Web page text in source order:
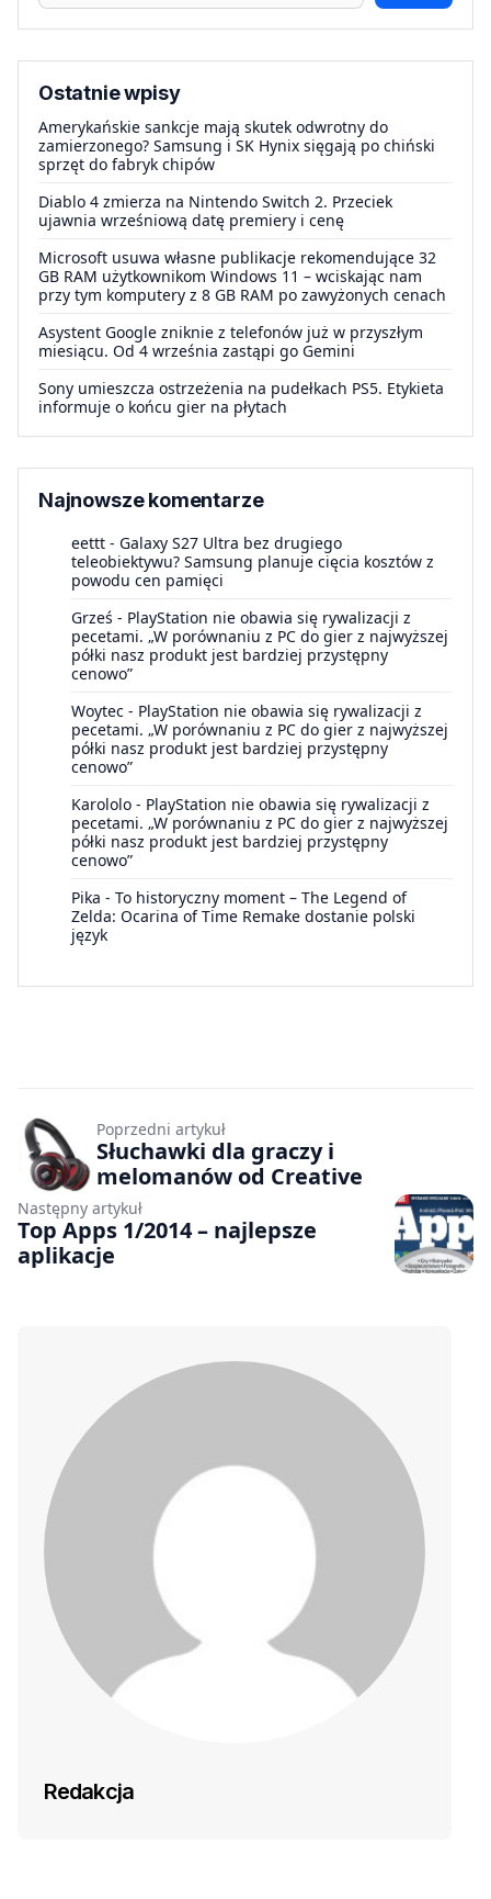
Ostatnie wpisy
Amerykańskie sankcje mają skutek odwrotny do
zamierzonego? Samsung i SK Hynix sięgają po chiński
sprzęt do fabryk chipów
Diablo 4 zmierza na Nintendo Switch 2. Przeciek
ujawnia wrześniową datę premiery i cenę
Microsoft usuwa własne publikacje rekomendujące 32
GB RAM użytkownikom Windows 11 – wciskając nam
przy tym komputery z 8 GB RAM po zawyżonych cenach
Asystent Google zniknie z telefonów już w przyszłym
miesiącu. Od 4 września zastąpi go Gemini
Sony umieszcza ostrzeżenia na pudełkach PS5. Etykieta
informuje o końcu gier na płytach
Najnowsze komentarze
eettt - Galaxy S27 Ultra bez drugiego
teleobiektywu? Samsung planuje cięcia kosztów z
powodu cen pamięci
Grześ - PlayStation nie obawia się rywalizacji z
pecetami. „W porównaniu z PC do gier z najwyższej
półki nasz produkt jest bardziej przystępny
cenowo”
Woytec - PlayStation nie obawia się rywalizacji z
pecetami. „W porównaniu z PC do gier z najwyższej
półki nasz produkt jest bardziej przystępny
cenowo”
Karololo - PlayStation nie obawia się rywalizacji z
pecetami. „W porównaniu z PC do gier z najwyższej
półki nasz produkt jest bardziej przystępny
cenowo”
Pika - To historyczny moment – The Legend of
Zelda: Ocarina of Time Remake dostanie polski
język
Poprzedni artykuł
Słuchawki dla graczy i
melomanów od Creative
Następny artykuł
Top Apps 1/2014 – najlepsze
aplikacje
Redakcja